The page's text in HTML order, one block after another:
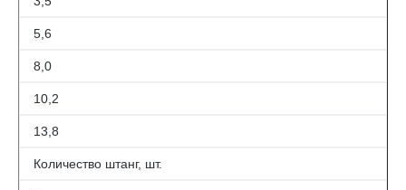
5,6
8,0
10,2
13,8
Количество штанг, шт.